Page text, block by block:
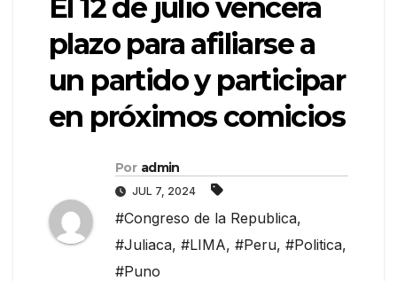
El 12 de julio vencerá
plazo para afiliarse a
un partido y participar
en próximos comicios
Por admin
JUL 7, 2024
#Congreso de la Republica,
#Juliaca, #LIMA, #Peru, #Politica,
#Puno